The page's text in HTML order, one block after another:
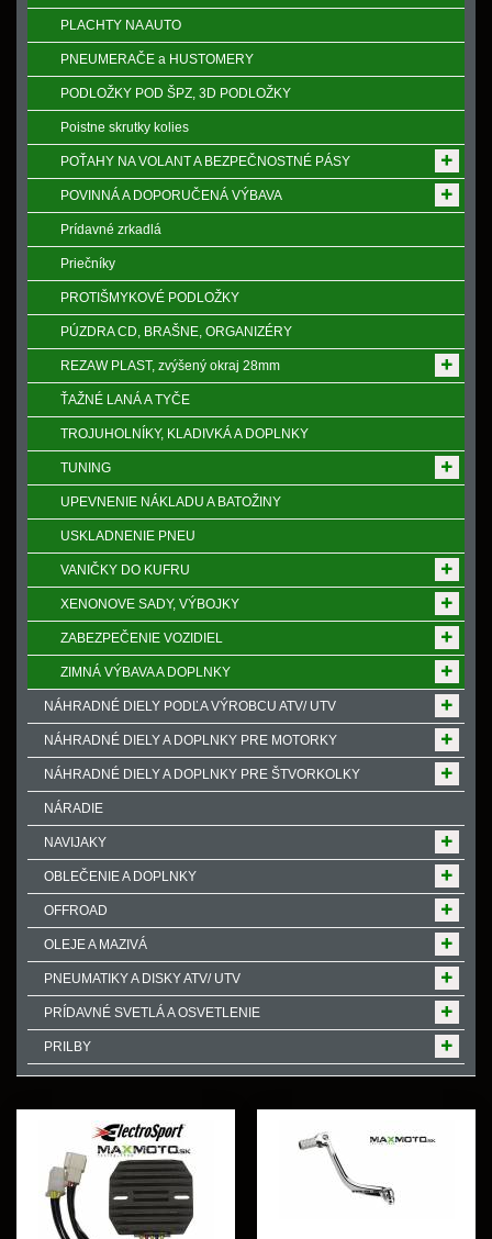
PLACHTY NA AUTO
PNEUMERAČE a HUSTOMERY
PODLOŽKY POD ŠPZ, 3D PODLOŽKY
Poistne skrutky kolies
POŤAHY NA VOLANT A BEZPEČNOSTNÉ PÁSY
POVINNÁ A DOPORUČENÁ VÝBAVA
Prídavné zrkadlá
Priečníky
PROTIŠMYKOVÉ PODLOŽKY
PÚZDRA CD, BRAŠNE, ORGANIZÉRY
REZAW PLAST, zvýšený okraj 28mm
ŤAŽNÉ LANÁ A TYČE
TROJUHOLNÍKY, KLADIVKÁ A DOPLNKY
TUNING
UPEVNENIE NÁKLADU A BATOŽINY
USKLADNENIE PNEU
VANIČKY DO KUFRU
XENONOVE SADY, VÝBOJKY
ZABEZPEČENIE VOZIDIEL
ZIMNÁ VÝBAVA A DOPLNKY
NÁHRADNÉ DIELY PODĽA VÝROBCU ATV/ UTV
NÁHRADNÉ DIELY A DOPLNKY PRE MOTORKY
NÁHRADNÉ DIELY A DOPLNKY PRE ŠTVORKOLKY
NÁRADIE
NAVIJAKY
OBLEČENIE A DOPLNKY
OFFROAD
OLEJE A MAZIVÁ
PNEUMATIKY A DISKY ATV/ UTV
PRÍDAVNÉ SVETLÁ A OSVETLENIE
PRILBY